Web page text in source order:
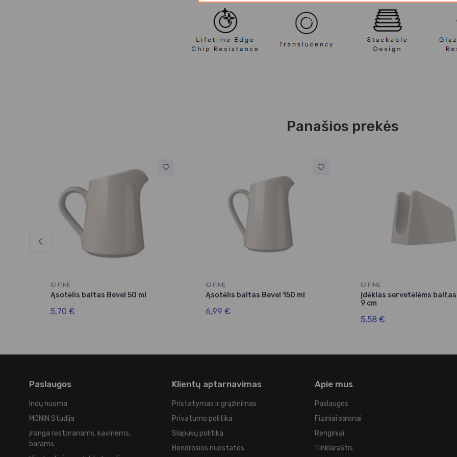
Panašios prekės
ID FINE
Ąsotėlis baltas Bevel 50 ml
5,70 €
ID FINE
Ąsotėlis baltas Bevel 150 ml
6,99 €
ID FINE
Įdėklas servetėlėms baltas
9 cm
5,58 €
Paslaugos
Indų nuoma
MONIN Studija
Įranga restoranams, kavinėms,
barams
Klientų aptarnavimas
Pristatymas ir grąžinimas
Privatumo politika
Slapukų politika
Bendrosios nuostatos
Apie mus
Paslaugos
Fiziniai salonai
Renginiai
Tinklaraštis